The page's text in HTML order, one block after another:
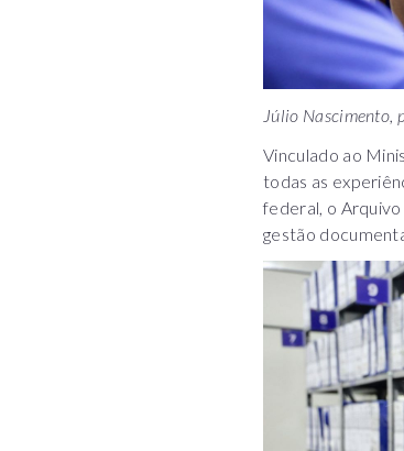
Júlio Nascimento,
Vinculado ao
todas as
federal, o
gestão